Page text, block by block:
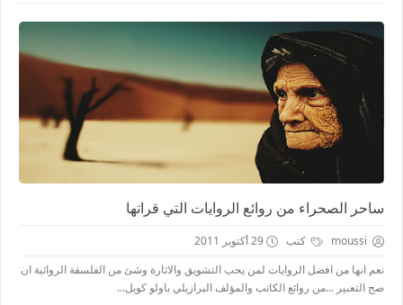
ساحر الصحراء من روائع الروايات التي قراتها
moussi كتب
29 أكتوبر 2011
نعم انها من افضل الروايات لمن يحب التشويق والاثارة وشئ من الفلسفة الروائية ان
صح التعبير ...من روائع الكاتب والمؤلف البرازيلي باولو كويل...